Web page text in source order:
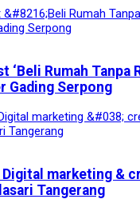
‘Beli Rumah Tanpa
Gading Serpong
Digital marketing &
Tangerang